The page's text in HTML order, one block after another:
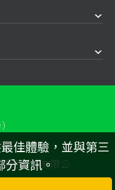
）
證股份有限公
佳體驗，並與第三
分資訊。